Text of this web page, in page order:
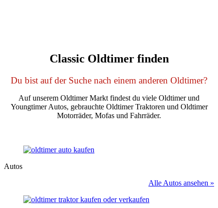
Classic Oldtimer finden
Du bist auf der Suche nach einem anderen Oldtimer?
Auf unserem Oldtimer Markt findest du viele Oldtimer und
Youngtimer Autos, gebrauchte Oldtimer Traktoren und Oldtimer
Motorräder, Mofas und Fahrräder.
Autos
Alle Autos ansehen »